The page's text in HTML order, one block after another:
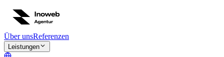
Über unsReferenzen
Leistungen